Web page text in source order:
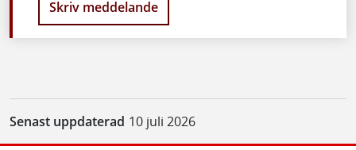
Skriv meddelande
Senast uppdaterad 10 juli 2026